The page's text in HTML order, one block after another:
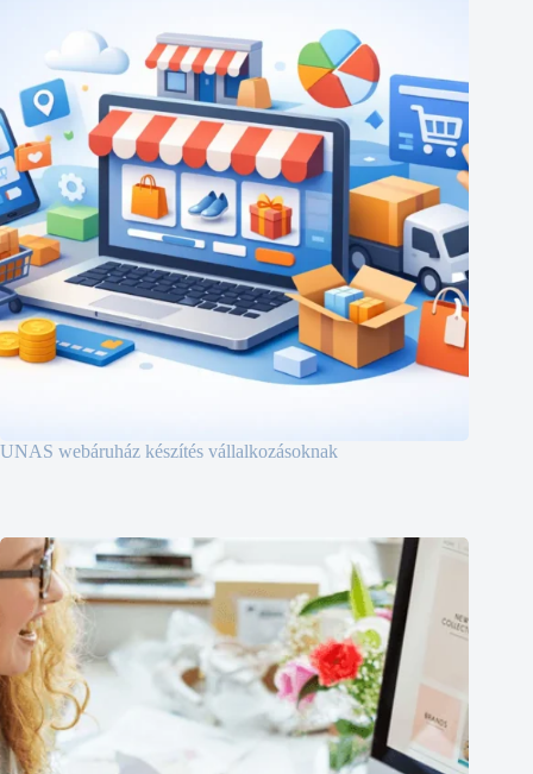
UNAS webáruház készítés vállalkozásoknak